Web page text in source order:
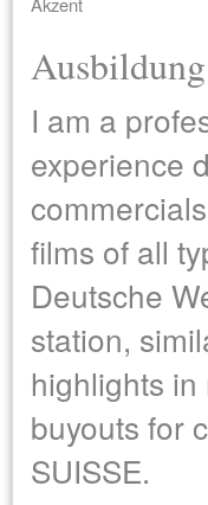
I am a
experience
films of all
Deutsche
station,
highlights
buyouts for
SUISSE.